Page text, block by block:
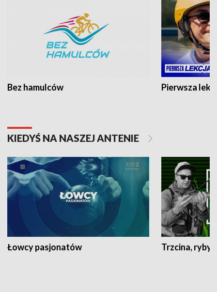
Bez hamulców Pierwsza
KIEDYŚ NA NASZEJ ANTENIE
Łowcy pasjonatów Trzcina, ryby